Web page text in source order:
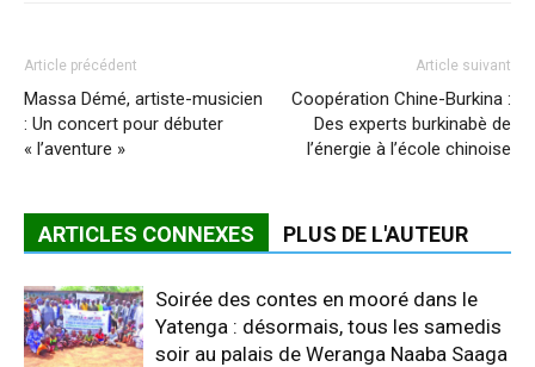
Article précédent
Massa Démé, artiste-musicien
: Un concert pour débuter
« l’aventure »
Article suivant
Coopération Chine-Burkina :
Des experts burkinabè de
l’énergie à l’école chinoise
ARTICLES CONNEXES PLUS DE L'AUTEUR
Soirée des contes en mooré dans le
Yatenga : désormais, tous les samedis
soir au palais de Weranga Naaba Saaga